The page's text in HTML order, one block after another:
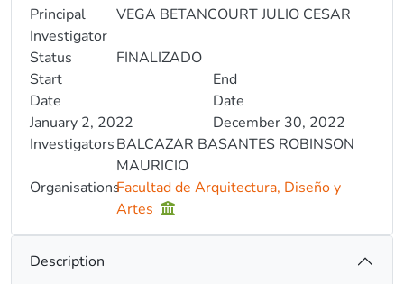
Principal
Investigator
VEGA BETANCOURT JULIO CESAR
Status
FINALIZADO
Start
Date
January 2, 2022
End
Date
December 30, 2022
InvestigatorsBALCAZAR BASANTES ROBINSON
MAURICIO
OrganisationsFacultad de Arquitectura, Diseño y
Artes
Description